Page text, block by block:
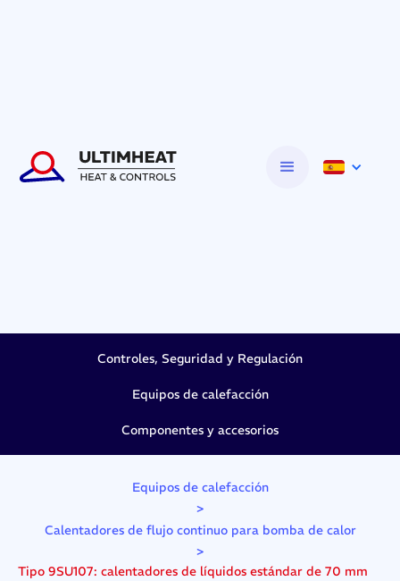
Controles, Seguridad y Regulación
Equipos de calefacción
Componentes y accesorios
Equipos de calefacción
>
Calentadores de flujo continuo para bomba de calor
>
Tipo 9SU107: calentadores de líquidos estándar de 70 mm